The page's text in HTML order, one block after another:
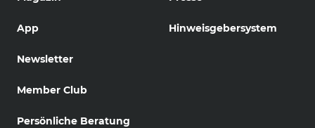
App
Newsletter
Member Club
Persönliche Beratung
Hinweisgebersystem